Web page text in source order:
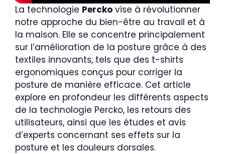
La technologie Percko vise à révolutionner
notre approche du bien-être au travail et à
la maison. Elle se concentre principalement
sur l’amélioration de la posture grâce à des
textiles innovants, tels que des t-shirts
ergonomiques conçus pour corriger la
posture de manière efficace. Cet article
explore en profondeur les différents aspects
de la technologie Percko, les retours des
utilisateurs, ainsi que les études et avis
d’experts concernant ses effets sur la
posture et les douleurs dorsales.